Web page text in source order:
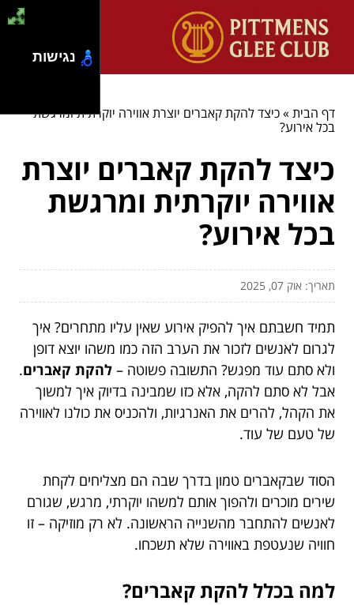
דף הבית»כיצד להקת קאברים יוצרת אווירה יוקרתית ומרגשת
בכל אירוע?
כיצד להקת קאברים יוצרת
אווירה יוקרתית ומרגשת
בכל אירוע?
תאריך: אוק 07, 2025
תמיד חשבתם איך להפיק אירוע שאין עליו מתחרים? איך
לגרום לאנשים לזכור את הערב הזה כמו משהו יוצא דופן
ולא סתם עוד מפגש? התשובה פשוטה – להקת קאברים.
אבל לא סתם להקה, אלא כזו שמבינה בדיוק איך למשוך
את הקהל, להרים את האנרגיות, ולהכניס את כולנו לאווירה
של טעם של עוד.
הסוד שבקאברים טמון בדרך שבה הם מצליחים לקחת
שירים מוכרים ולהפוך אותם למשהו יוקרתי, מרגש, שגורם
לאנשים להתחבר מהשנייה הראשונה. לא רק מוזיקה – זו
חוויה שנעטפת באווירה שלא תשכחו.
למה בכלל להקת קאברים?
נגישות